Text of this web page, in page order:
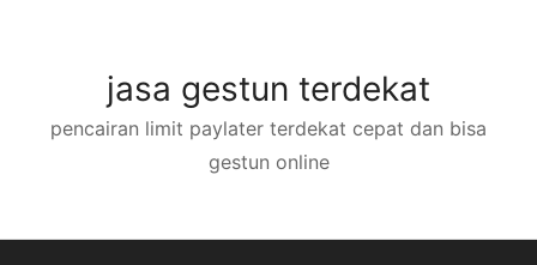
jasa gestun terdekat
pencairan limit paylater terdekat cepat dan bisa
gestun online